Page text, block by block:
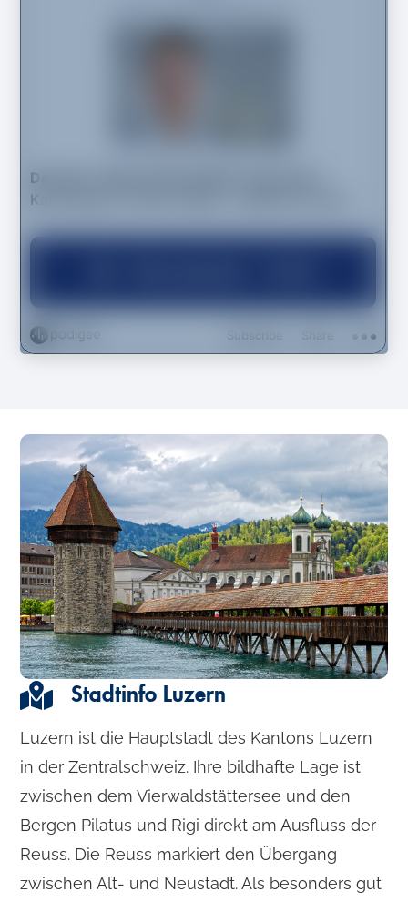
Stadtinfo Luzern
Luzern ist die Hauptstadt des Kantons Luzern
in der Zentralschweiz. Ihre bildhafte Lage ist
zwischen dem Vierwaldstättersee und den
Bergen Pilatus und Rigi direkt am Ausfluss der
Reuss. Die Reuss markiert den Übergang
zwischen Alt- und Neustadt. Als besonders gut